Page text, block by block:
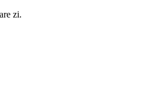
zi.